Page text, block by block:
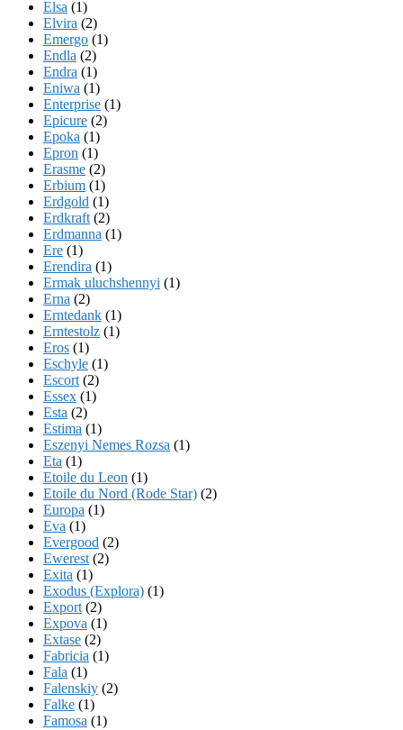
Elsa (1)
Elvira (2)
Emergo (1)
Endla (2)
Endra (1)
Eniwa (1)
Enterprise (1)
Epicure (2)
Epoka (1)
Epron (1)
Erasme (2)
Erbium (1)
Erdgold (1)
Erdkraft (2)
Erdmanna (1)
Ere (1)
Erendira (1)
Ermak uluchshennyi (1)
Erna (2)
Erntedank (1)
Erntestolz (1)
Eros (1)
Eschyle (1)
Escort (2)
Essex (1)
Esta (2)
Estima (1)
Eszenyi Nemes Rozsa (1)
Eta (1)
Etoile du Leon (1)
Etoile du Nord (Rode Star) (2)
Europa (1)
Eva (1)
Evergood (2)
Ewerest (2)
Exita (1)
Exodus (Explora) (1)
Export (2)
Expova (1)
Extase (2)
Fabricia (1)
Fala (1)
Falenskiy (2)
Falke (1)
Famosa (1)